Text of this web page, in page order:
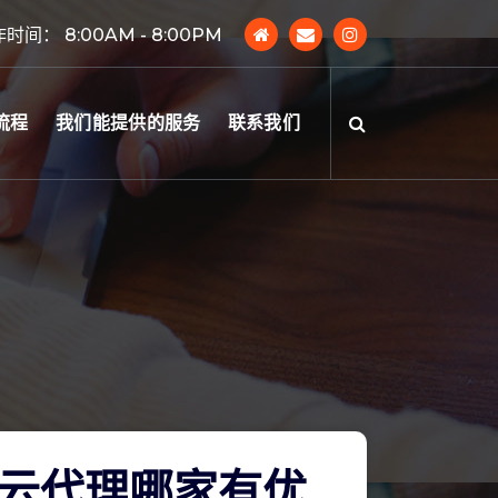
时间： 8:00AM - 8:00PM
程 我们能提供的服务 联系我们